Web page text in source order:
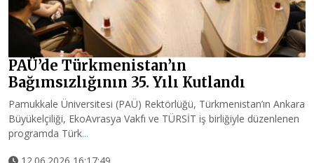
PAÜ’de Türkmenistan’ın
Bağımsızlığının 35. Yılı Kutlandı
Pamukkale Üniversitesi (PAÜ) Rektörlüğü, Türkmenistan’ın Ankara
Büyükelçiliği, EkoAvrasya Vakfı ve TÜRSİT iş birliğiyle düzenlenen
programda Türk...